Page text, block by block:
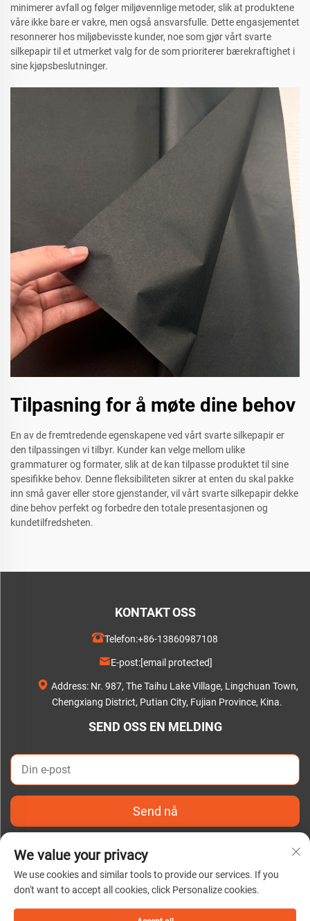
minimerer avfall og følger miljøvennlige metoder, slik at produktene
våre ikke bare er vakre, men også ansvarsfulle. Dette engasjementet
resonnerer hos miljøbevisste kunder, noe som gjør vårt svarte
silkepapir til et utmerket valg for de som prioriterer bærekraftighet i
sine kjøpsbeslutninger.
Tilpasning for å møte dine behov
En av de fremtredende egenskapene ved vårt svarte silkepapir er
den tilpassingen vi tilbyr. Kunder kan velge mellom ulike
grammaturer og formater, slik at de kan tilpasse produktet til sine
spesifikke behov. Denne fleksibiliteten sikrer at enten du skal pakke
inn små gaver eller store gjenstander, vil vårt svarte silkepapir dekke
dine behov perfekt og forbedre den totale presentasjonen og
kundetilfredsheten.
KONTAKT OSS
Telefon:+86-13860987108
E-post:[email protected]
Address: Nr. 987, The Taihu Lake Village, Lingchuan Town,
Chengxiang District, Putian City, Fujian Province, Kina.
SEND OSS EN MELDING
Send nå
Copyright © 2025 av Putian C&Q Paper Co., Ltd. |
Personvernerklæring
We value your privacy
We use cookies and similar tools to provide our services. If you
don't want to accept all cookies, click Personalize cookies.